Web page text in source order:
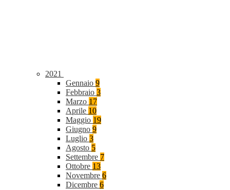
2021
Gennaio 9
Febbraio 3
Marzo 17
Aprile 10
Maggio 19
Giugno 9
Luglio 3
Agosto 5
Settembre 7
Ottobre 13
Novembre 6
Dicembre 6